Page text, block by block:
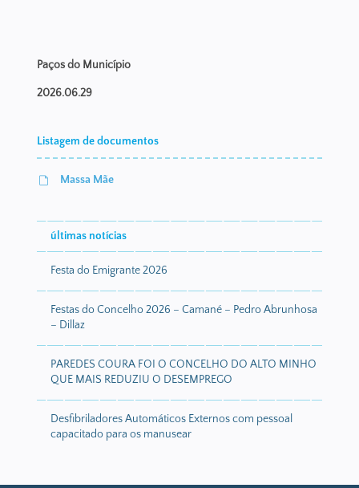
Paços do Município
2026.06.29
Listagem de documentos
Massa Mãe
últimas notícias
Festa do Emigrante 2026
Festas do Concelho 2026 – Camané – Pedro Abrunhosa
– Dillaz
PAREDES COURA FOI O CONCELHO DO ALTO MINHO
QUE MAIS REDUZIU O DESEMPREGO
Desfibriladores Automáticos Externos com pessoal
capacitado para os manusear